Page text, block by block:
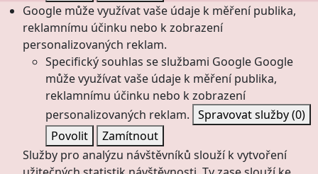
Google může využívat vaše údaje k měření publika,
reklamnímu účinku nebo k zobrazení
personalizovaných reklam.
Specifický souhlas se službami Google Google
může využívat vaše údaje k měření publika,
reklamnímu účinku nebo k zobrazení
personalizovaných reklam. Spravovat služby(0)
Povolit
Zamítnout
Služby pro analýzu návštěvníků slouží k vytvoření